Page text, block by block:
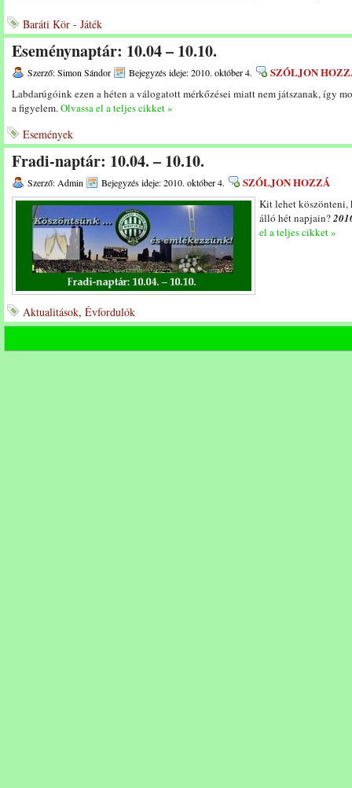
Baráti Kör - Játék
Eseménynaptár: 10.04 – 10.10.
Szerző: Simon Sándor Bejegyzés ideje: 2010. október 4. SZÓLJON
Labdarúgóink ezen a héten a válogatott mérkőzései miatt nem játszanak, így
a figyelem.Olvassa el a teljes cikket »
Események
Fradi-naptár: 10.04. – 10.10.
Szerző: Admin Bejegyzés ideje: 2010. október 4. SZÓLJON HOZZÁ
Kit lehet köszönteni,
álló hét napjain?
el a teljes cikket »
Aktualitások, Évfordulók